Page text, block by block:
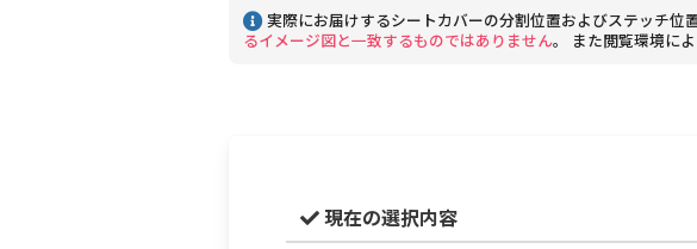
実際にお届けするシートカバーの分割位置およびステッチ位
るイメージ図と一致するものではありません。 また閲覧環境に
現在の選択内容